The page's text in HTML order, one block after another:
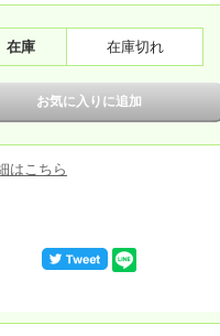
在庫 在庫切れ
はこちら